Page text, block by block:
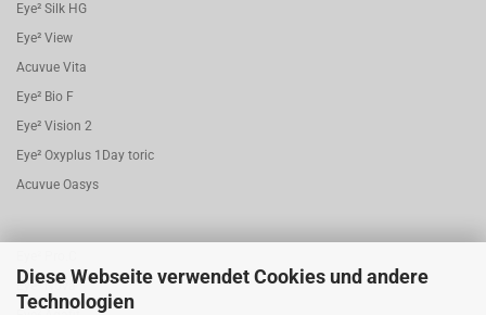
Diese Webseite verwendet Cookies und andere
Technologien
Eye² Silk HG
Eye² View
Acuvue Vita
Eye² Bio F
Eye² Vision 2
Eye² Oxyplus 1Day toric
Acuvue Oasys
Eye² Nova